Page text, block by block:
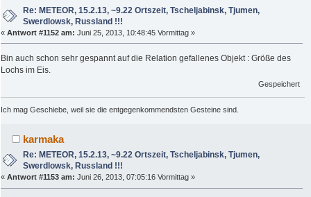
Re: METEOR, 15.2.13, ~9.22 Ortszeit, Tscheljabinsk, Tjumen,
Swerdlowsk, Russland !!!
« Antwort #1152 am: Juni 25, 2013, 10:48:45 Vormittag »
Bin auch schon sehr gespannt auf die Relation gefallenes Objekt : Größe des
Lochs im Eis.
Gespeichert
Ich mag Geschiebe, weil sie die entgegenkommendsten Gesteine sind.
karmaka
Re: METEOR, 15.2.13, ~9.22 Ortszeit, Tscheljabinsk, Tjumen,
Swerdlowsk, Russland !!!
« Antwort #1153 am: Juni 26, 2013, 07:05:16 Vormittag »